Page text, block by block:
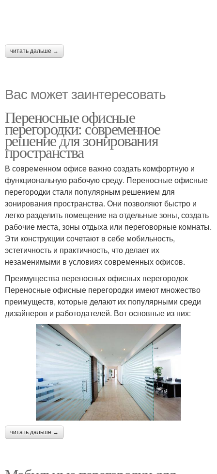
читать дальше →
Вас может заинтересовать
Переносные офисные
перегородки: современное
решение для зонирования
пространства
В современном офисе важно создать комфортную и
функциональную рабочую среду. Переносные офисные
перегородки стали популярным решением для
зонирования пространства. Они позволяют быстро и
легко разделить помещение на отдельные зоны, создать
рабочие места, зоны отдыха или переговорные комнаты.
Эти конструкции сочетают в себе мобильность,
эстетичность и практичность, что делает их
незаменимыми в условиях современных офисов.
Преимущества переносных офисных перегородок
Переносные офисные перегородки имеют множество
преимуществ, которые делают их популярными среди
дизайнеров и работодателей. Вот основные из них:
читать дальше →